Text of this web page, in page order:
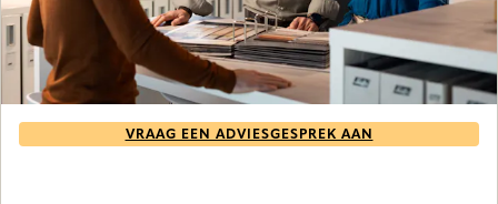
VRAAG EEN ADVIESGESPREK AAN